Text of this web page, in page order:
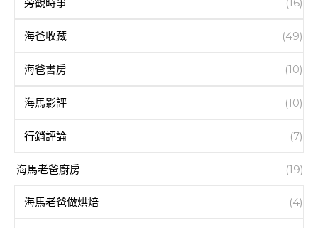
海爸收藏 (49)
海爸書房 (10)
海馬影評 (10)
行銷評論 (7)
海馬老爸廚房 (19)
海馬老爸做烘焙 (4)